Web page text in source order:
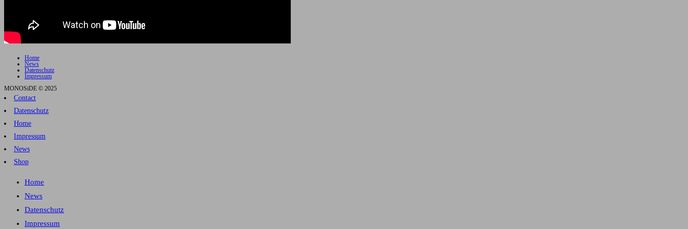
Home
News
Datenschutz
Impressum
MONOSiDE © 2025
Contact
Datenschutz
Home
Impressum
News
Shop
Home
News
Datenschutz
Impressum